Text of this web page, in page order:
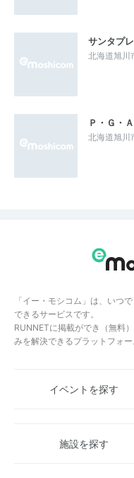
サンタプ
北海道旭川
Ｐ・Ｇ・
北海道旭川
「イー・モシコム」は、いつ
できるサービスです。
RUNNETに掲載ができ（無料
みを解決できるプラットフォー
イベントを探す
施設を探す